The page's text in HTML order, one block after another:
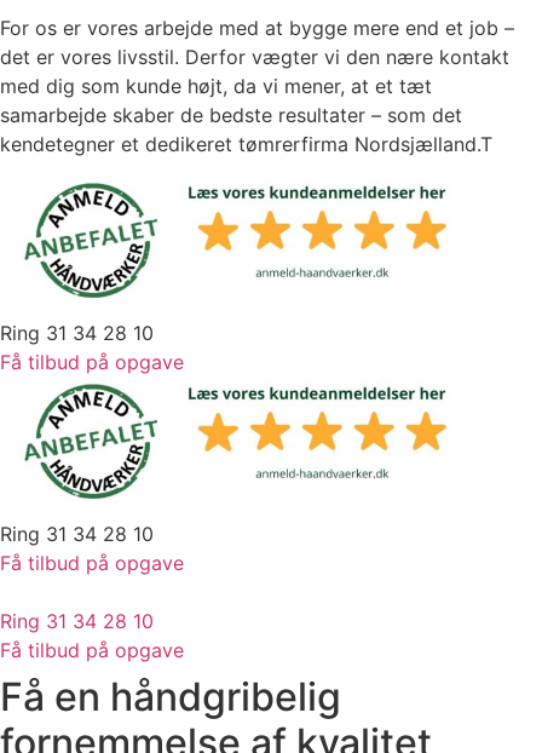
For os er vores arbejde med at bygge mere end et job –
det er vores livsstil. Derfor vægter vi den nære kontakt
med dig som kunde højt, da vi mener, at et tæt
samarbejde skaber de bedste resultater – som det
kendetegner et dedikeret tømrerfirma Nordsjælland.T
Ring 31 34 28 10
Få tilbud på opgave
Ring 31 34 28 10
Få tilbud på opgave
Ring 31 34 28 10
Få tilbud på opgave
Få en håndgribelig
fornemmelse af kvalitet